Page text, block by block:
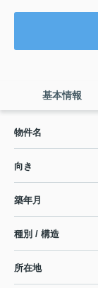
基本情報
物件名
向き
築年月
種別 / 構造
所在地